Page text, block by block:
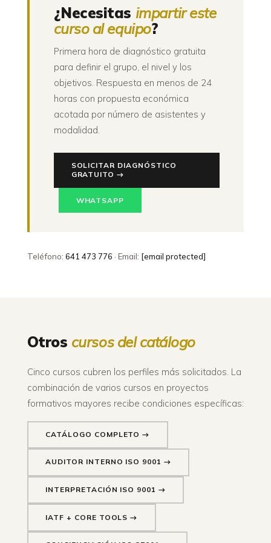
¿Necesitas impartir este
curso al equipo?
Primera hora de diagnóstico gratuita
para definir el grupo, el nivel y los
objetivos. Respuesta en menos de 24
horas con propuesta económica
acotada por número de asistentes y
modalidad.
SOLICITAR DIAGNÓSTICO
GRATUITO →
WHATSAPP
Teléfono: 641 473 776 · Email: [email protected]
Otros cursos del catálogo
Cinco cursos cubren los perfiles más solicitados. La
combinación de varios cursos en proyectos
formativos mayores recibe condiciones específicas:
CATÁLOGO COMPLETO →
AUDITOR INTERNO ISO 9001 →
INTERPRETACIÓN ISO 9001 →
IATF + CORE TOOLS →